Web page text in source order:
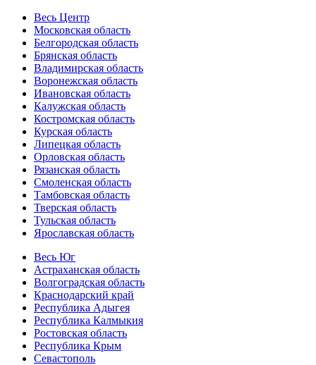
Весь Центр
Московская область
Белгородская область
Брянская область
Владимирская область
Воронежская область
Ивановская область
Калужская область
Костромская область
Курская область
Липецкая область
Орловская область
Рязанская область
Смоленская область
Тамбовская область
Тверская область
Тульская область
Ярославская область
Весь Юг
Астраханская область
Волгоградская область
Краснодарский край
Республика Адыгея
Республика Калмыкия
Ростовская область
Республика Крым
Севастополь